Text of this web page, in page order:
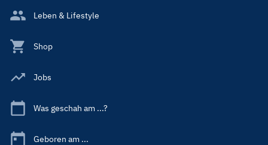
Leben & Lifestyle
Shop
Jobs
Was geschah am ...?
Geboren am ...